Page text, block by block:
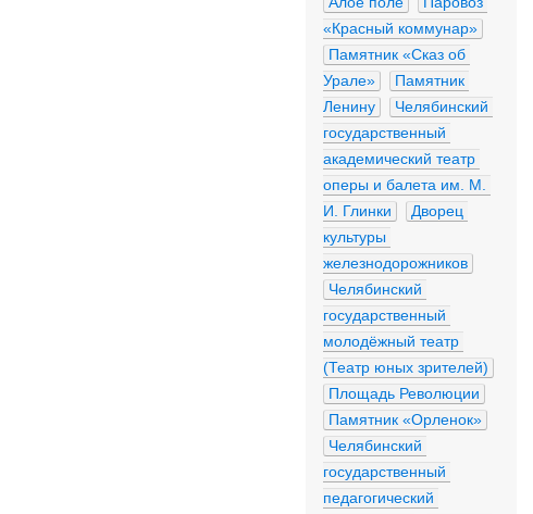
«Красный коммунар»
Памятник «Сказ об
Урале»
Памятник
Ленину
Челябинский
государственный
академический театр
оперы и балета им. М.
И. Глинки
Дворец
культуры
железнодорожников
Челябинский
государственный
молодёжный театр
(Театр юных зрителей)
Площадь Революции
Памятник «Орленок»
Челябинский
государственный
педагогический